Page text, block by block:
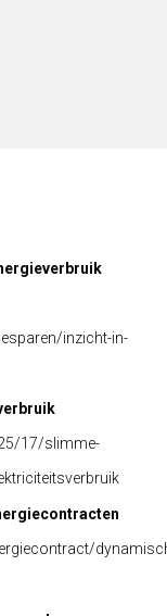
inzicht-in-
17/slimme-